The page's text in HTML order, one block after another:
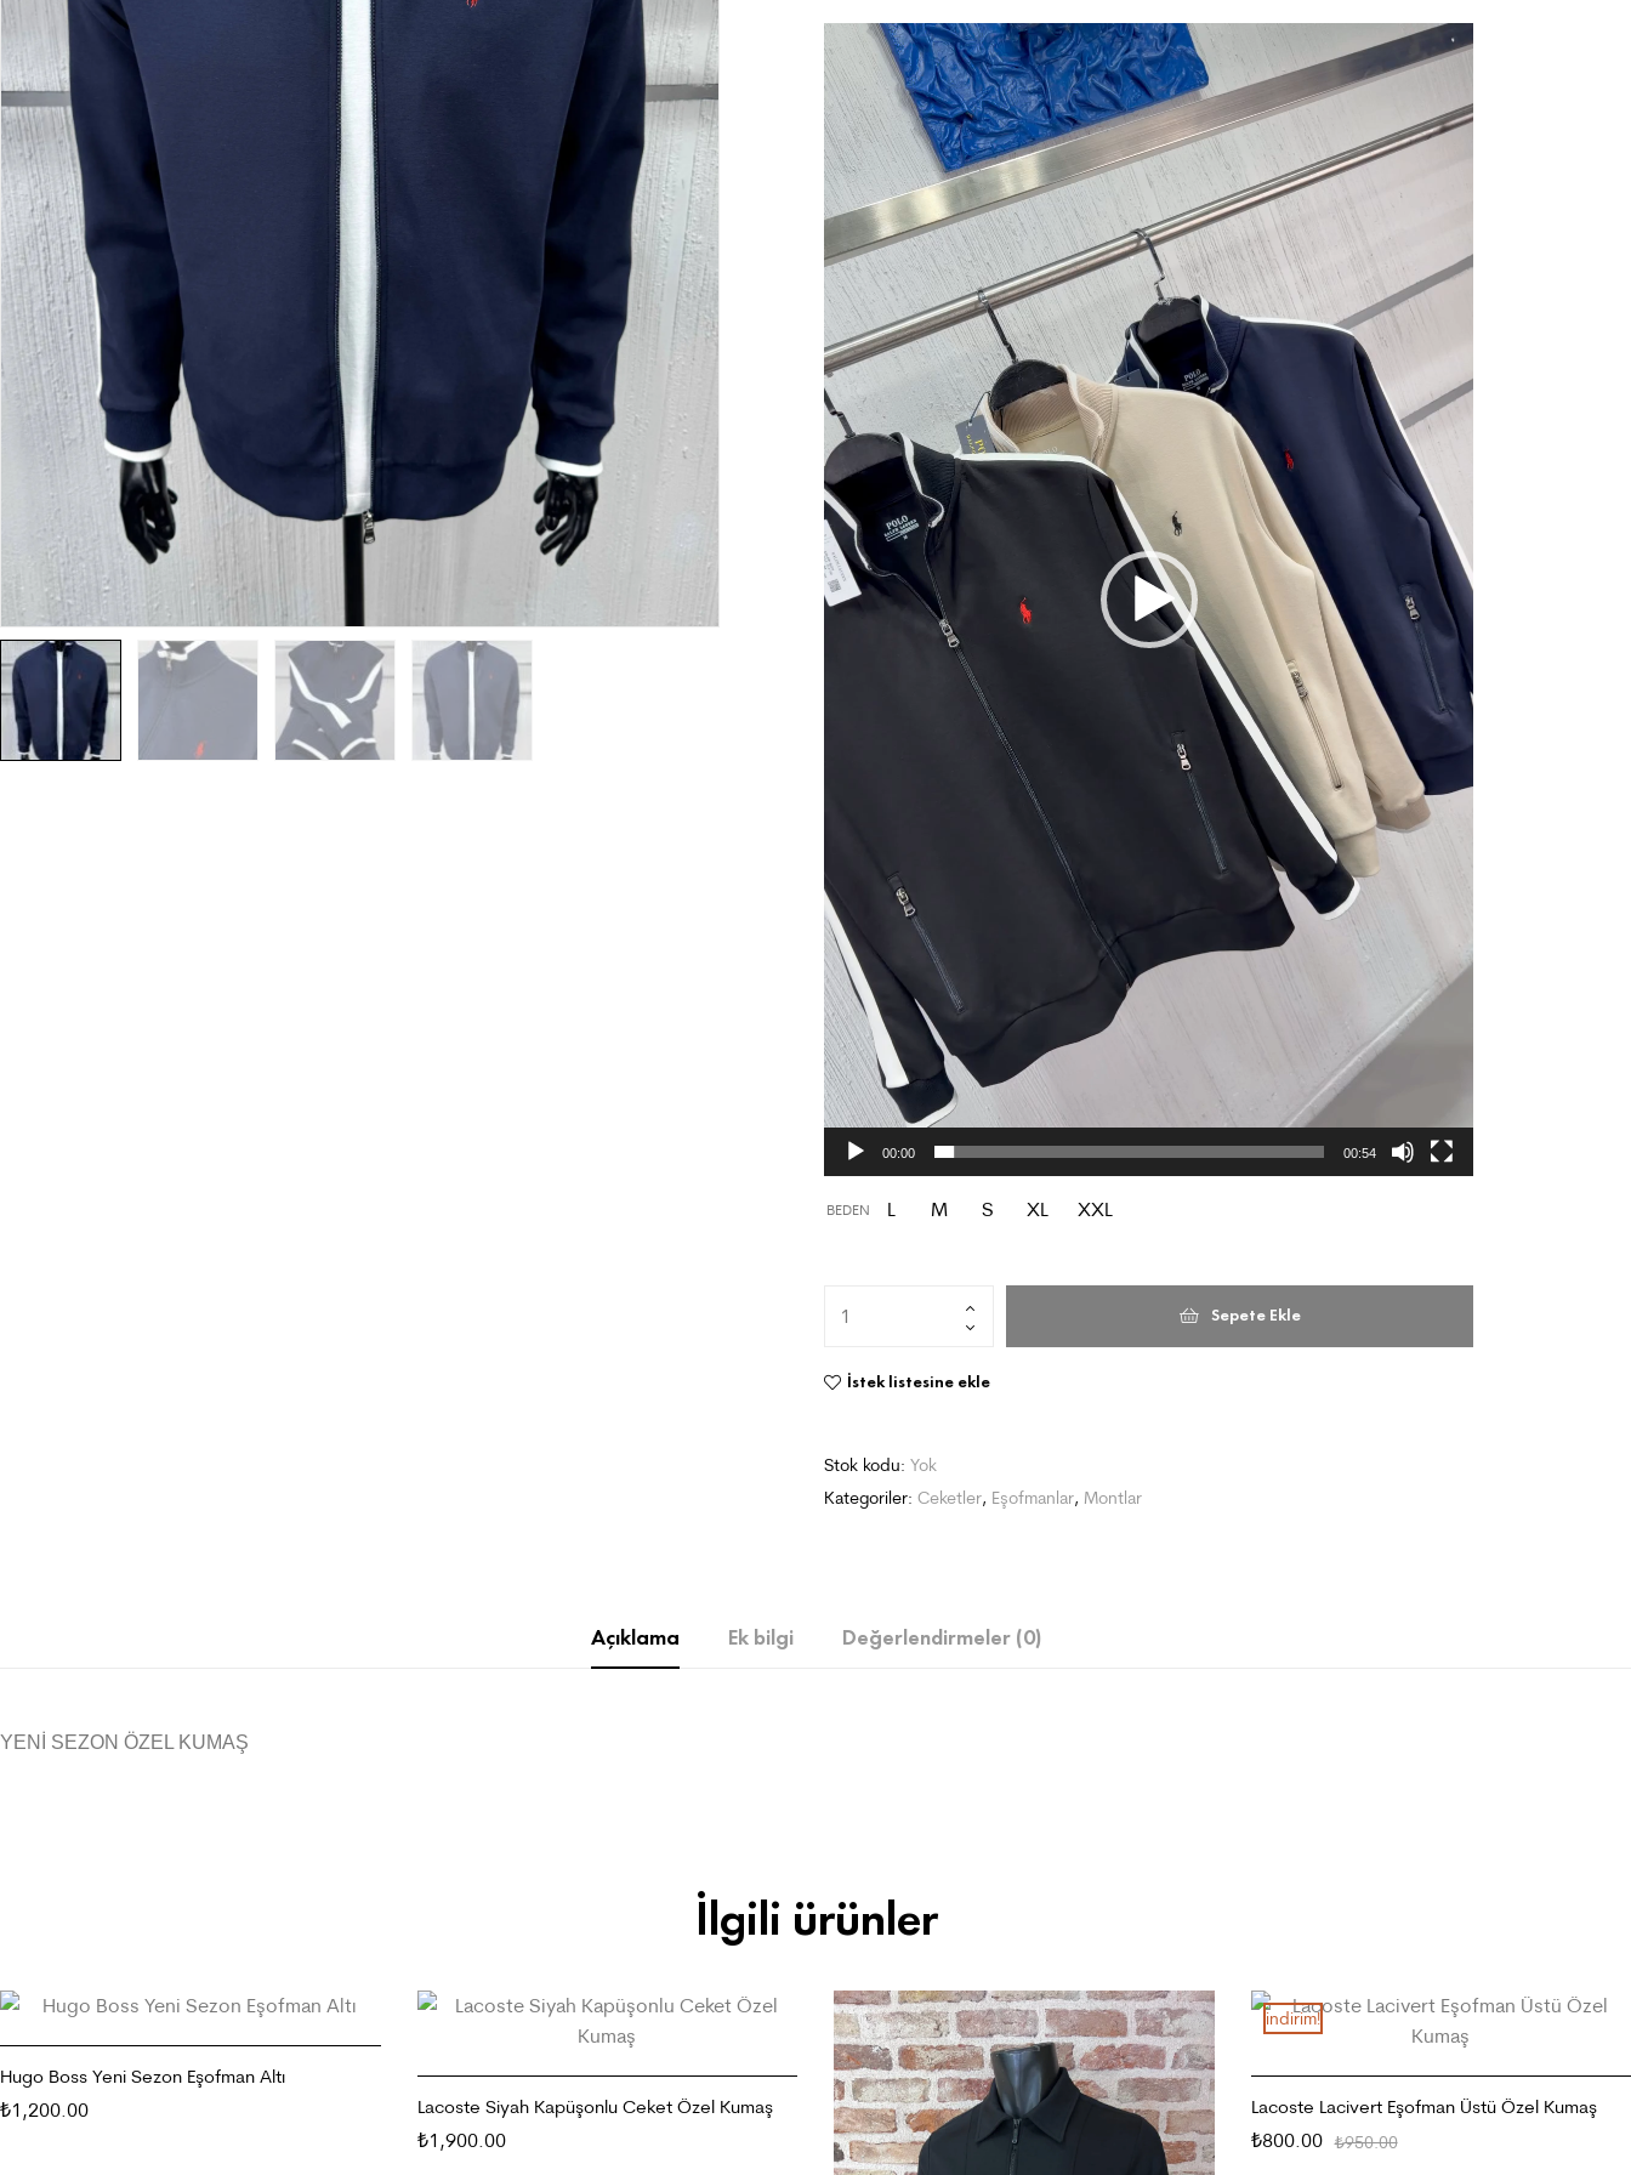
Video
oynatıcı
00:00 00:54
BEDEN L M S XL XXL
Sepete Ekle
İstek listesine ekle
Stok kodu:Yok
Kategoriler:Ceketler, Eşofmanlar, Montlar
Açıklama Ek bilgi Değerlendirmeler (0)
YENİ SEZON ÖZEL KUMAŞ
İlgili ürünler
Hugo Boss Yeni Sezon Eşofman Altı
₺1,200.00 Lacoste Siyah Kapüşonlu Ceket Özel Kumaş
₺1,900.00
i̇ndirim!
Lacoste Lacivert Eşofman Üstü Özel Kumaş
₺950.00
₺800.00